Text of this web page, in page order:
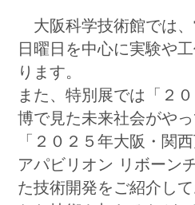
大阪科学技術館では
日曜日を中心に実験や
ります。
また、特別展では「２
博で見た未来社会がやっ
「２０２５年大阪・関
アパビリオン リボーン
た技術開発をご紹介し